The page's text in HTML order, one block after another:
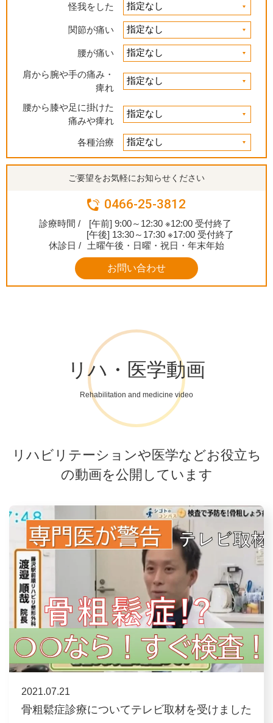
怪我をした
関節が痛い
腰が痛い
肩から腕や手の痛み・
痺れ
腰から膝や足に掛けた
痛みや痺れ
各種治療
ご要望をお気軽にお知らせください
0466-25-3812
診療時間 /
[午前] 9:00～12:30 ※12:00 受付終了
[午後] 13:30～17:30 ※17:00 受付終了
休診日 / 土曜午後・日曜・祝日・年末年始
お問い合わせ
リハ・医学動画
Rehabilitation and medicine video
リハビリテーションや医学などお役立ち
の動画を公開しています
2021.07.21
骨粗鬆症診療についてテレビ取材を受けました